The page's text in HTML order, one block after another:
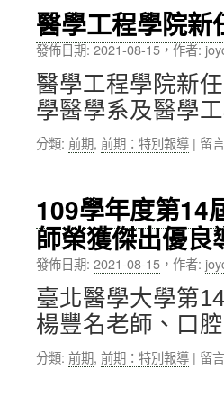
護
理
念
並
響
應
保
救
援
系
列〉
中
展
委
員
會
議〉
中
暨
社
會
科
學
院
新
任
院
政
達
教
授〉
醫學工程學院新
發佈日期:2021-08-15，作者:
醫學工程學院新
學醫學系及醫學
分類: 前期, 前期：特別報導 | 在
程
學
院
新
任
院
長
康
峻
留
109學年度第14
師榮獲傑出優良
發佈日期:2021-08-15，作者:
臺北醫學大學第
楊豐名老師、口
分類: 前期, 前期：特別報導 | 在
留